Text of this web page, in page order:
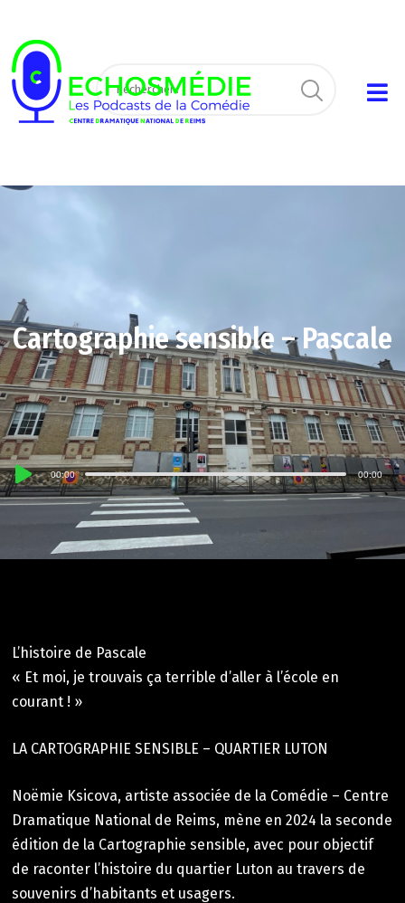
Cartographie sensible – Pascale
Lecteur
audio
00:00 00:00
L’histoire de Pascale
« Et moi, je trouvais ça terrible d’aller à l’école en
courant ! »
LA CARTOGRAPHIE SENSIBLE – QUARTIER LUTON
Noëmie Ksicova, artiste associée de la Comédie – Centre
Dramatique National de Reims, mène en 2024 la seconde
édition de la Cartographie sensible, avec pour objectif
de raconter l’histoire du quartier Luton au travers de
souvenirs d’habitants et usagers.